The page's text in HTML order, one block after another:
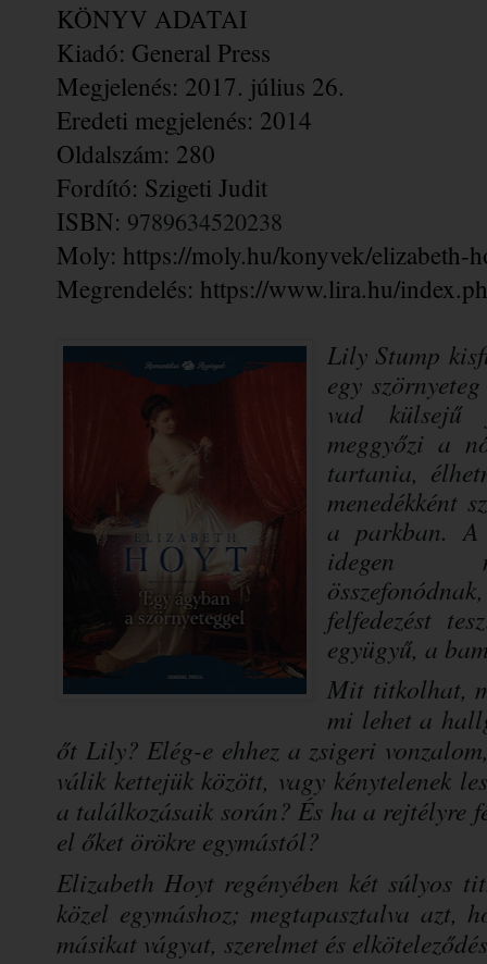
KÖNYV ADATAI
Kiadó: General Press
Megjelenés: 2017. július 26.
Eredeti megjelenés: 2014
Oldalszám: 280
Fordító: Szigeti Judit
ISBN: 9789634520238
Moly: https://moly.hu/konyvek/elizabeth-
Megrendelés: https://www.lira.hu/
Lily ​Stump
egy
vad külsejű
meggyőzi a
tartania,
menedékként
a parkban.
idegen
felfedezést
együgyű, a
Mit titkolhat,
mi lehet a
őt Lily? Elég-e ehhez a zsigeri
válik kettejük között, vagy kénytelenek
a találkozásaik során? És ha a rejtélyre
el őket örökre egymástól?
Elizabeth Hoyt regényében két súlyos
közel egymáshoz; megtapasztalva azt,
másikat vágyat, szerelmet és